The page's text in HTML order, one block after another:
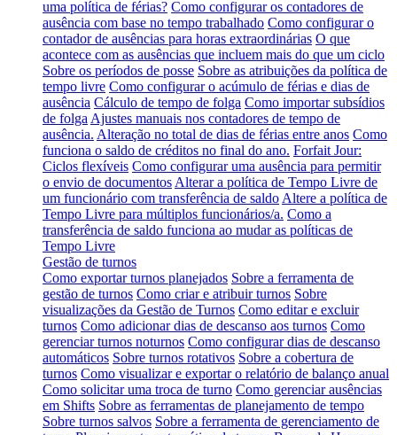
uma política de férias? Como configurar os contadores de
ausência com base no tempo trabalhado Como configurar o
contador de ausências para horas extraordinárias O que
acontece com as ausências que incluem mais do que um ciclo
Sobre os períodos de posse Sobre as atribuições da política de
tempo livre Como configurar o acúmulo de férias e dias de
ausência Cálculo de tempo de folga Como importar subsídios
de folga Ajustes manuais nos contadores de tempo de
ausência. Alteração no total de dias de férias entre anos Como
funciona o saldo de créditos no final do ano. Forfait Jour:
Ciclos flexíveis Como configurar uma ausência para permitir
o envio de documentos Alterar a política de Tempo Livre de
um funcionário com transferência de saldo Altere a política de
Tempo Livre para múltiplos funcionários/a. Como a
transferência de saldo funciona ao mudar as políticas de
Tempo Livre
Gestão de turnos
Como exportar turnos planejados Sobre a ferramenta de
gestão de turnos Como criar e atribuir turnos Sobre
visualizações da Gestão de Turnos Como editar e excluir
turnos Como adicionar dias de descanso aos turnos Como
gerenciar turnos noturnos Como configurar dias de descanso
automáticos Sobre turnos rotativos Sobre a cobertura de
turnos Como visualizar e exportar o relatório de balanço anual
Como solicitar uma troca de turno Como gerenciar ausências
em Shifts Sobre as ferramentas de planejamento de tempo
Sobre turnos salvos Sobre a ferramenta de gerenciamento de